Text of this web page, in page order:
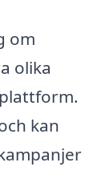
om
olika
kan